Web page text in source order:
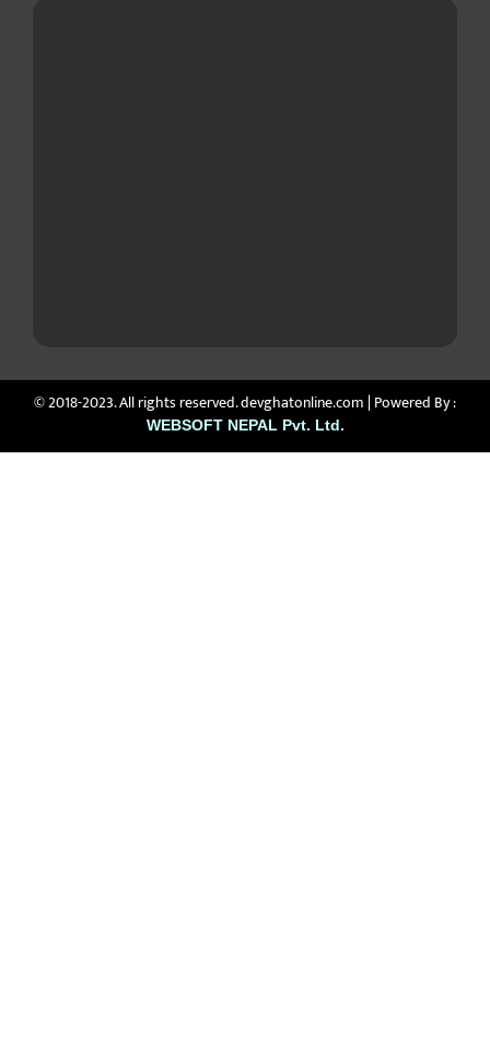
© 2018-2023. All rights reserved. devghatonline.com | Powered By :
WEBSOFT NEPAL Pvt. Ltd.